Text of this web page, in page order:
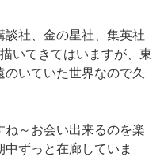
社、金の星社、集英社
いてきてはいますが、東
いていた世界なので久
～お会い出来るのを楽
ずっと在廊していま